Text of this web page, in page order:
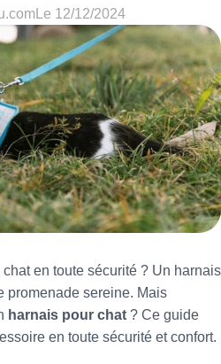
Le 12/12/2024
en toute sécurité ? Un harnais
promenade sereine. Mais
harnais pour chat ? Ce guide
en toute sécurité et confort.